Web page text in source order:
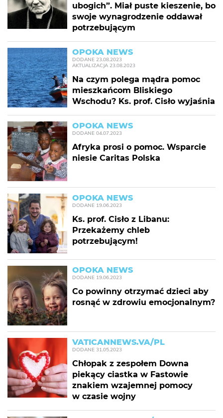
ubogich”. Miał puste kieszenie, bo
swoje wynagrodzenie oddawał
potrzebującym
OPOKA NEWS
DODANE 23.08.2023
AKTUALIZACJA 23.08.2023
Na czym polega mądra pomoc
mieszkańcom Bliskiego
Wschodu? Ks. prof. Cisło wyjaśnia
OPOKA NEWS
DODANE 04.07.2023
Afryka prosi o pomoc. Wsparcie
niesie Caritas Polska
OPOKA NEWS
DODANE 19.06.2023
Ks. prof. Cisło z Libanu:
Przekażemy chleb
potrzebującym!
OPOKA NEWS
DODANE 19.06.2023
Co powinny otrzymać dzieci aby
rosnąć w zdrowiu emocjonalnym?
VATICANNEWS.VA/PL
DODANE 31.05.2023
Chłopak z zespołem Downa
piekący ciastka w Fastowie
znakiem wzajemnej pomocy
w czasie wojny